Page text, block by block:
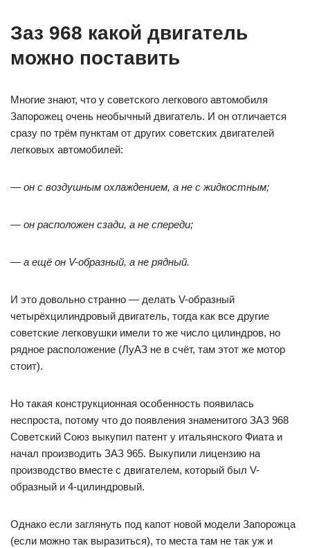
Заз 968 какой двигатель
можно поставить
Многие знают, что у советского легкового автомобиля
Запорожец очень необычный двигатель. И он отличается
сразу по трём пунктам от других советских двигателей
легковых автомобилей:
— он с воздушным охлаждением, а не с жидкостным;
— он расположен сзади, а не спереди;
— а ещё он V-образный, а не рядный.
И это довольно странно — делать V-образный
четырёхцилиндровый двигатель, тогда как все другие
советские легковушки имели то же число цилиндров, но
рядное расположение (ЛуАЗ не в счёт, там этот же мотор
стоит).
Но такая конструкционная особенность появилась
неспроста, потому что до появления знаменитого ЗАЗ 968
Советский Союз выкупил патент у итальянского Фиата и
начал производить ЗАЗ 965. Выкупили лицензию на
производство вместе с двигателем, который был V-
образный и 4-цилиндровый.
Однако если заглянуть под капот новой модели Запорожца
(если можно так выразиться), то места там не так уж и